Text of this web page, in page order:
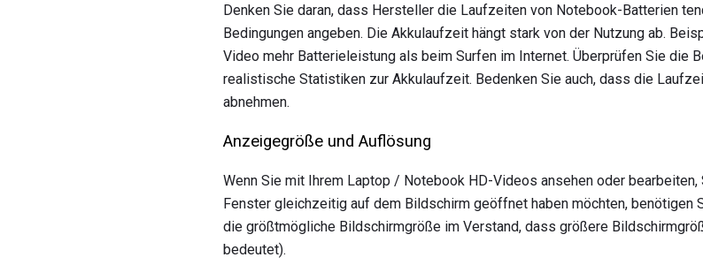
Denken Sie daran, dass Hersteller die Laufzeiten von Notebook-Batterien
Bedingungen angeben. Die Akkulaufzeit hängt stark von der Nutzung ab.
Video mehr Batterieleistung als beim Surfen im Internet. Überprüfen Sie die
realistische Statistiken zur Akkulaufzeit. Bedenken Sie auch, dass die
abnehmen.
Anzeigegröße und Auflösung
Wenn Sie mit Ihrem Laptop / Notebook HD-Videos ansehen oder
Fenster gleichzeitig auf dem Bildschirm geöffnet haben möchten, benötigen
die größtmögliche Bildschirmgröße im Verstand, dass größere
bedeutet).